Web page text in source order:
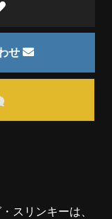
せ
スリンキーは、